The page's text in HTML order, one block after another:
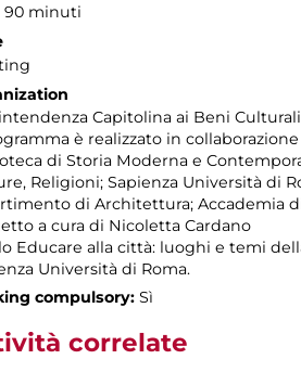
90 minuti
Capitolina ai Beni
è realizzato in
di Storia Moderna e
Religioni; Sapienza Università di
di Architettura; Accademia
a cura di Nicoletta Cardano
Educare alla città: luoghi e temi
Università di Roma.
compulsory: Sì
correlate